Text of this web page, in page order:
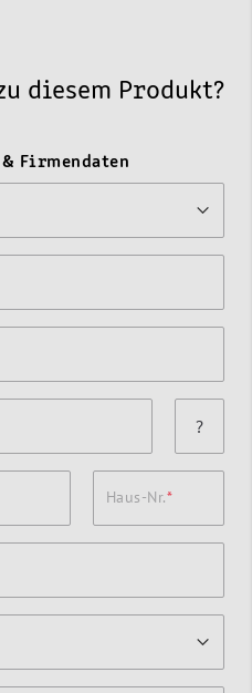
diesem Produkt?
Firmendaten
?
Haus-Nr.